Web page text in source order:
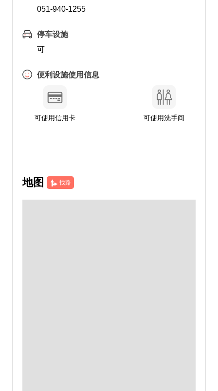
051-940-1255
停车设施
可
便利设施使用信息
可使用信用卡 可使用洗手间
地图 找路